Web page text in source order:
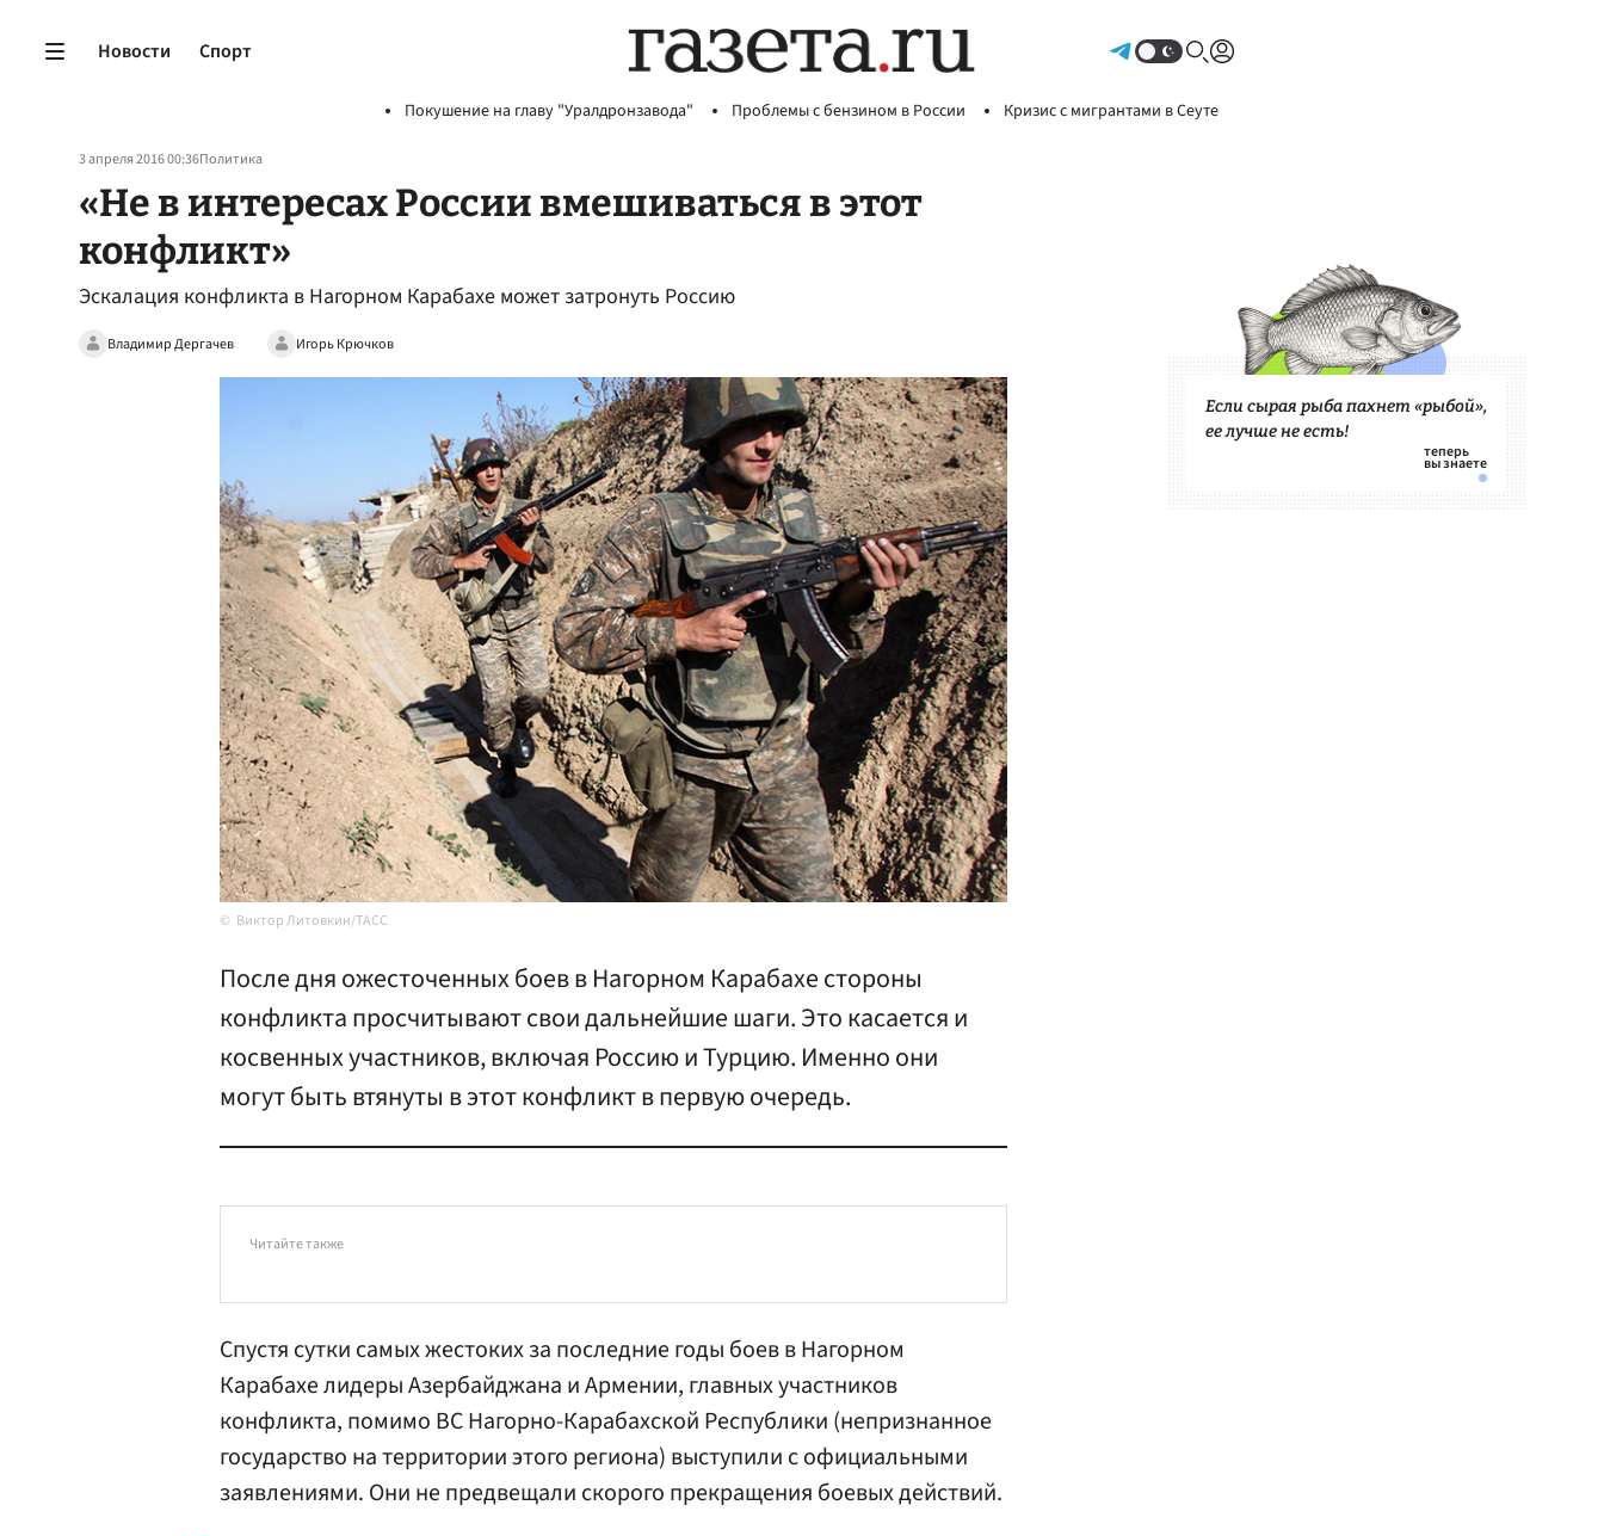
Новости Спорт
Покушение на главу "Уралдронзавода" Проблемы с бензином в России Кризис с мигрантами в Сеуте
3 апреля 2016 00:36Политика
«Не в интересах России вмешиваться в этот
конфликт»
Эскалация конфликта в Нагорном Карабахе может затронуть Россию
Владимир Дергачев Игорь Крючков
Виктор Литовкин/ТАСС
После дня ожесточенных боев в Нагорном Карабахе стороны
конфликта просчитывают свои дальнейшие шаги. Это касается и
косвенных участников, включая Россию и Турцию. Именно они
могут быть втянуты в этот конфликт в первую очередь.
Читайте также
Спустя сутки самых жестоких за последние годы боев в Нагорном
Карабахе лидеры Азербайджана и Армении, главных участников
конфликта, помимо ВС Нагорно-Карабахской Республики (непризнанное
государство на территории этого региона) выступили с официальными
заявлениями. Они не предвещали скорого прекращения боевых действий.
Если сырая рыба пахнет «рыбой»,
ее лучше не есть!